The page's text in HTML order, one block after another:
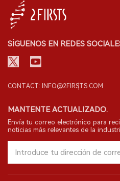
SÍGUENOS EN REDES
CONTACT: INFO@2FIRSTS.COM
MANTENTE ACTUALIZADO.
Envía tu correo electrónico para
noticias más relevantes de la